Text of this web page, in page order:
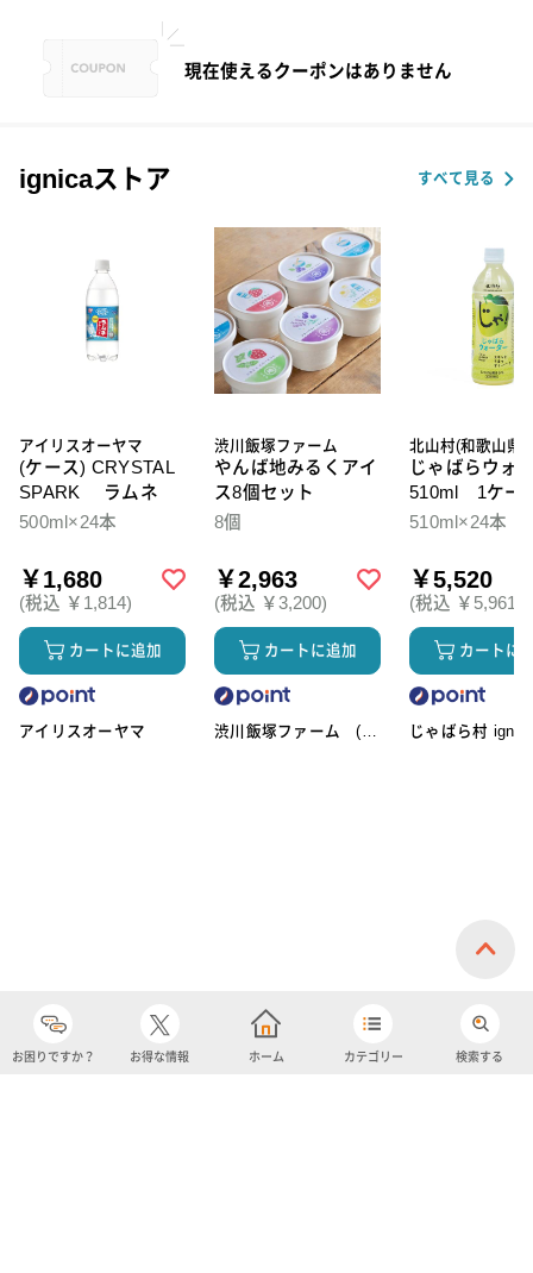
現在使えるクーポンはありません
ignicaストア すべて見る
アイリスオーヤマ
(ケース) CRYSTAL
SPARK ラムネ
500ml×24本
￥1,680
(税込 ￥1,814)
カートに追加
アイリスオーヤマ
渋川飯塚ファーム
やんば地みるくアイ
ス8個セット
8個
￥2,963
(税込 ￥3,200)
カートに追加
渋川飯塚ファーム (ア
北山村(和歌山県)
じゃばらウォ
510ml 1ケー
本入
510ml×24本
￥5,520
(税込 ￥5,961)
カートに
じゃばら村
お困りですか？ お得な情報 ホーム カテゴリー 検索する